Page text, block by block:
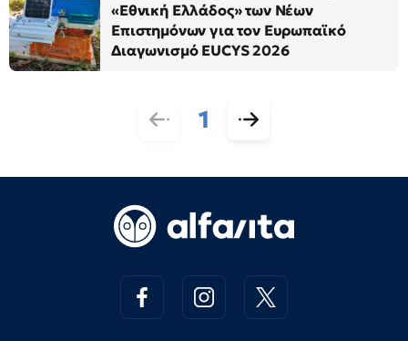
«Εθνική Ελλάδος» των Νέων
Επιστημόνων για τον Ευρωπαϊκό
Διαγωνισμό EUCYS 2026
1